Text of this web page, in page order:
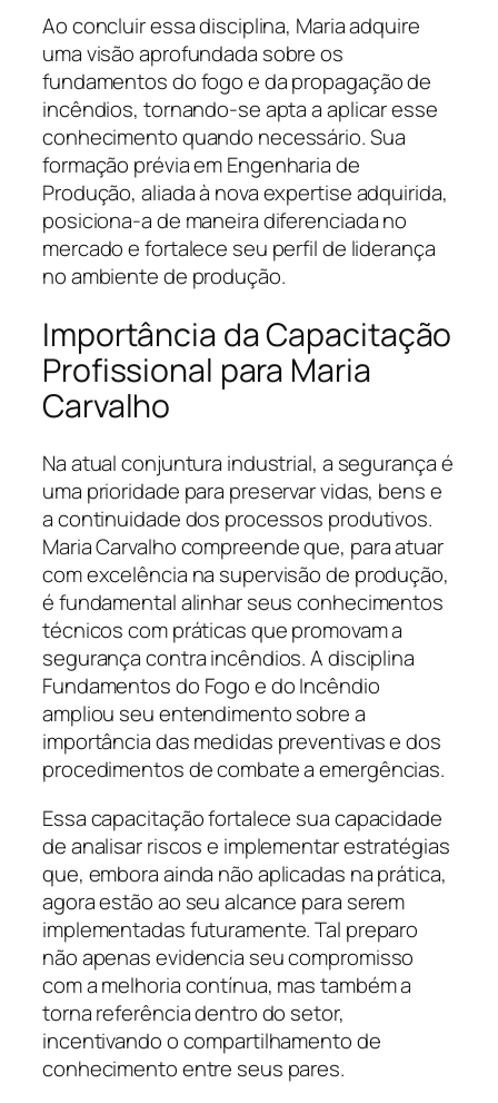
Ao concluir essa disciplina, Maria adquire
uma visão aprofundada sobre os
fundamentos do fogo e da propagação de
incêndios, tornando-se apta a aplicar esse
conhecimento quando necessário. Sua
formação prévia em Engenharia de
Produção, aliada à nova expertise adquirida,
posiciona-a de maneira diferenciada no
mercado e fortalece seu perfil de liderança
no ambiente de produção.
Importância da Capacitação
Profissional para Maria
Carvalho
Na atual conjuntura industrial, a segurança é
uma prioridade para preservar vidas, bens e
a continuidade dos processos produtivos.
Maria Carvalho compreende que, para atuar
com excelência na supervisão de produção,
é fundamental alinhar seus conhecimentos
técnicos com práticas que promovam a
segurança contra incêndios. A disciplina
Fundamentos do Fogo e do Incêndio
ampliou seu entendimento sobre a
importância das medidas preventivas e dos
procedimentos de combate a emergências.
Essa capacitação fortalece sua capacidade
de analisar riscos e implementar estratégias
que, embora ainda não aplicadas na prática,
agora estão ao seu alcance para serem
implementadas futuramente. Tal preparo
não apenas evidencia seu compromisso
com a melhoria contínua, mas também a
torna referência dentro do setor,
incentivando o compartilhamento de
conhecimento entre seus pares.